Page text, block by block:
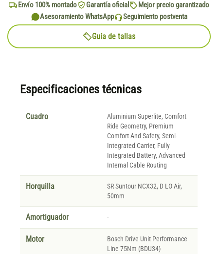
Envío 100% montado Garantía oficial
Mejor precio garantizado
Asesoramiento WhatsApp
Seguimiento postventa
Guía de tallas
Especificaciones técnicas
Cuadro
Aluminium Superlite, Comfort
Ride Geometry, Premium
Comfort And Safety, Semi-
Integrated Carrier, Fully
Integrated Battery, Advanced
Internal Cable Routing
Horquilla
SR Suntour NCX32, D LO Air,
50mm
Amortiguador -
Motor
Bosch Drive Unit Performance
Line 75Nm (BDU34)